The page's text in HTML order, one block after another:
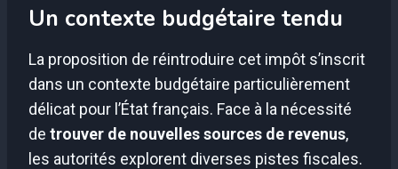
Un contexte budgétaire tendu
La proposition de réintroduire cet impôt s’inscrit
dans un contexte budgétaire particulièrement
délicat pour l’État français. Face à la nécessité
de trouver de nouvelles sources de revenus,
les autorités explorent diverses pistes fiscales.